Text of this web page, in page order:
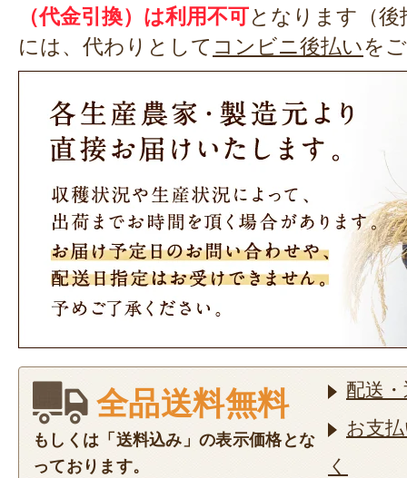
（代金引換）は利用不可となります（
には、代わりとして コンビニ後払いを
全品送料無料
もしくは「送料込み」の表示価格とな
っております。
配送
お支
く